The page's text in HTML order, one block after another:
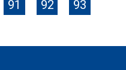
91 92 93